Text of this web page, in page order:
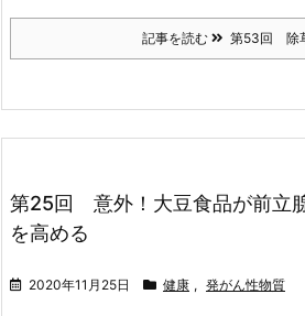
記事を読む 第53回 除
第25回 意外！大豆食品が前立
を高める
2020年11月25日 健康 , 発がん性物質